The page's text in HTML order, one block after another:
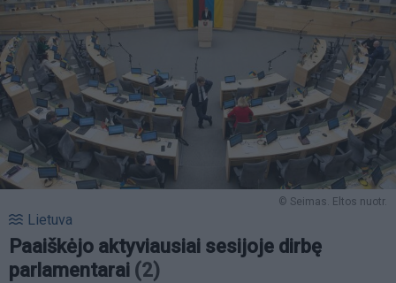
© Seimas. Eltos nuotr.
Lietuva
Paaiškėjo aktyviausiai sesijoje dirbę
parlamentarai (2)